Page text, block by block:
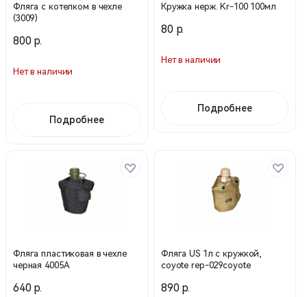
Фляга с котелком в чехле
(3009)
800 р.
Нет в наличии
Подробнее
Кружка нерж. Kr-100 100мл
80 р.
Нет в наличии
Подробнее
Фляга пластиковая в чехле
черная 4005А
640 р.
Фляга US 1л с кружкой,
coyote rep-029coyote
890 р.